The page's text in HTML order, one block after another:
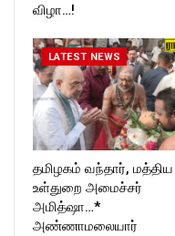
விழா…!
LATEST NEWS
தமிழகம் வந்தார், மத்திய
உள்துறை அமைச்சர்
அமித்ஷா…*
அண்ணாமலையார்